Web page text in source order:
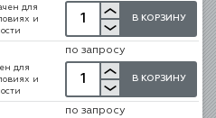
для
и
В КОРЗИНУ
для
и
по запросу
В КОРЗИНУ
по запросу